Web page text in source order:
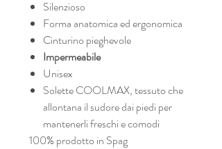
Silenzioso
Forma anatomica ed ergonomica
Cinturino pieghevole
Impermeabile
Unisex
Solette COOLMAX, tessuto che
allontana il sudore dai piedi per
mantenerli freschi e comodi
100% prodotto in Spag